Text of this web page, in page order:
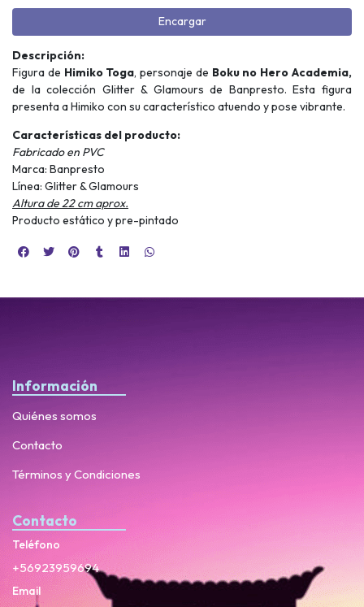
Encargar
Descripción:
Figura de Himiko Toga, personaje de Boku no Hero Academia,
de la colección Glitter & Glamours de Banpresto. Esta figura
presenta a Himiko con su característico atuendo y pose vibrante.
Características del producto:
Fabricado en PVC
Marca: Banpresto
Línea: Glitter & Glamours
Altura de 22 cm aprox.
Producto estático y pre-pintado
Información
Quiénes somos
Contacto
Términos y Condiciones
Contacto
Teléfono
+56923959694
Email